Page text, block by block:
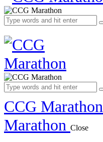
CCG Marathon
Marathon Close